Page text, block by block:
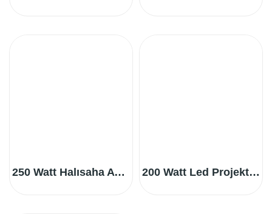
250 Watt Halısaha Aydınlatma (CE Sertifikalı) 200 Watt Led Projektör (CE Sertifikalı)